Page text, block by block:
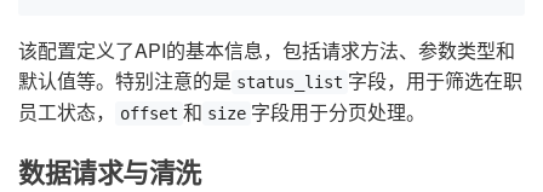
该配置定义了API的基本信息，包括请求方法、参数类型和
默认值等。特别注意的是 status_list 字段，用于筛选在职
员工状态，
offset 和 size 字段用于分页处理。
数据请求与清洗